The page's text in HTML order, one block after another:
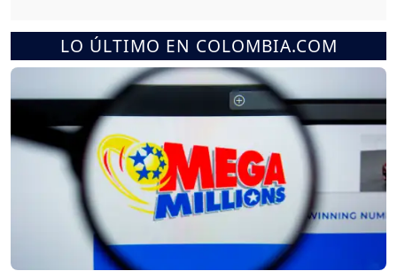
LO ÚLTIMO EN COLOMBIA.COM